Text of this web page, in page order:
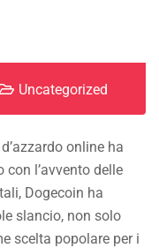
Uncategorized
online ha
l’avvento delle
Dogecoin ha
slancio, non solo
scelta popolare per i